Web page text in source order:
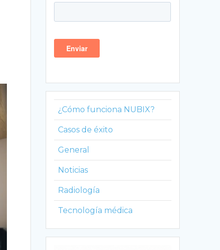
¿Cómo funciona NUBIX?
Casos de éxito
General
Noticias
Radiología
Tecnología médica